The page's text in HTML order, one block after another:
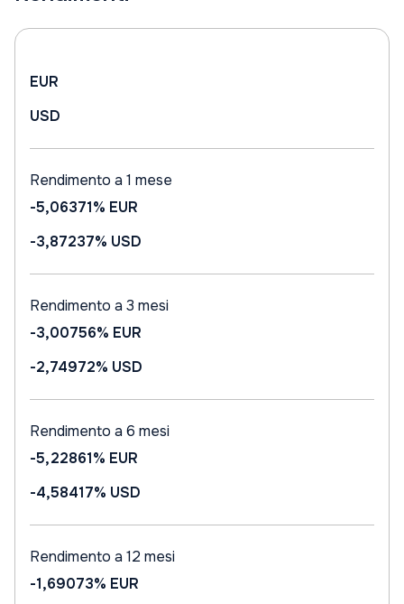
EUR
USD
Rendimento a 1 mese
-5,06371% EUR
-3,87237% USD
Rendimento a 3 mesi
-3,00756% EUR
-2,74972% USD
Rendimento a 6 mesi
-5,22861% EUR
-4,58417% USD
Rendimento a 12 mesi
-1,69073% EUR